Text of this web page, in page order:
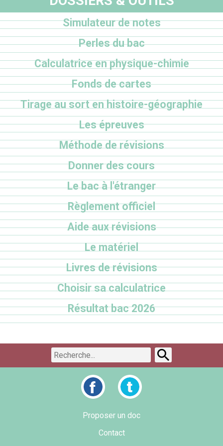
Simulateur de notes
Perles du bac
Calculatrice en physique-chimie
Fonds de cartes
Tirage au sort en histoire-géographie
Les épreuves
Méthode de révisions
Donner des cours
Le bac à l'étranger
Règlement officiel
Aide aux révisions
Le matériel
Livres de révisions
Choisir sa calculatrice
Résultat bac 2026
Proposer un doc
Contact